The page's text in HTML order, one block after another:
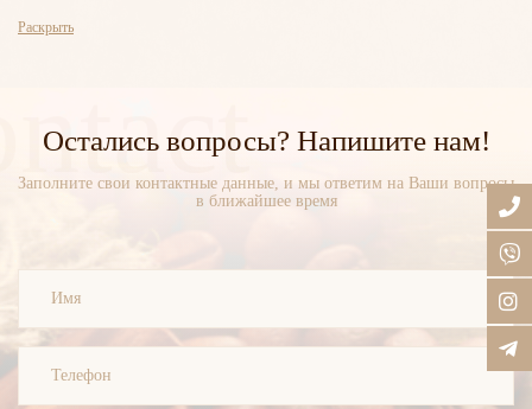
Раскрыть
Остались вопросы? Напишите нам!
Заполните свои контактные данные, и мы ответим на Ваши вопросы
в ближайшее время